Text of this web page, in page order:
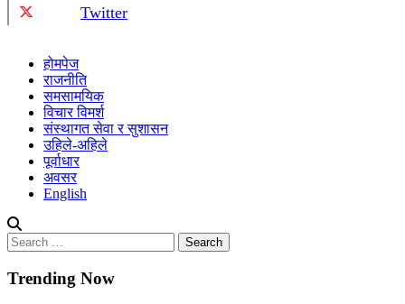
Twitter
होमपेज
राजनीति
समसामयिक
विचार विमर्श
संस्थागत सेवा र सुशासन
उहिले-अहिले
पूर्वाधार
अवसर
English
Search
for:
Trending Now